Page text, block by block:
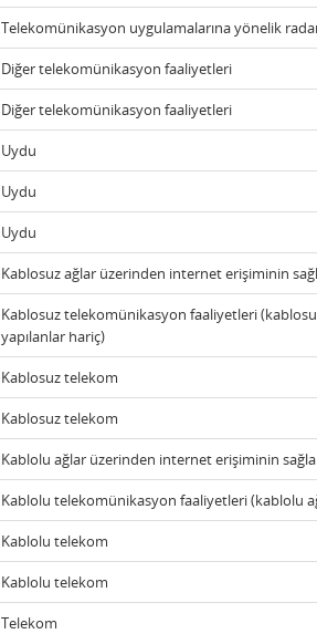
Telekomünikasyon uygulamalarına yönelik
Diğer telekomünikasyon faaliyetleri
Diğer telekomünikasyon faaliyetleri
Uydu
Uydu
Uydu
Kablosuz ağlar üzerinden internet erişiminin
Kablosuz telekomünikasyon faaliyetleri
yapılanlar hariç)
Kablosuz telekom
Kablosuz telekom
Kablolu ağlar üzerinden internet erişiminin
Kablolu telekomünikasyon faaliyetleri (kablolu
Kablolu telekom
Kablolu telekom
Telekom